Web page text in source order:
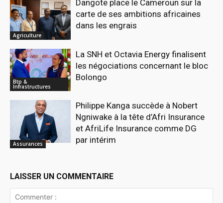
Agriculture
Dangote place le Cameroun sur la
carte de ses ambitions africaines
dans les engrais
Btp &
Infrastructures
La SNH et Octavia Energy finalisent
les négociations concernant le bloc
Bolongo
Assurances
Philippe Kanga succède à Nobert
Ngniwake à la tête d’Afri Insurance
et AfriLife Insurance comme DG
par intérim
LAISSER UN COMMENTAIRE